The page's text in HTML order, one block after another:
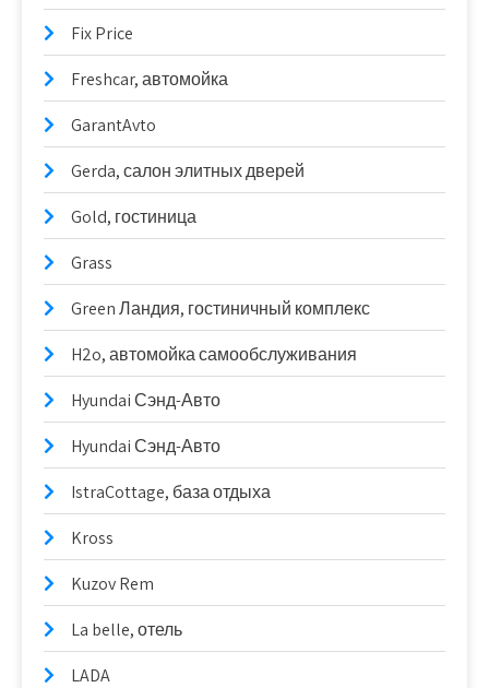
Fix Price
Freshcar, автомойка
GarantAvto
Gerda, салон элитных дверей
Gold, гостиница
Grass
Green Ландия, гостиничный комплекс
H2o, автомойка самообслуживания
Hyundai Сэнд-Авто
Hyundai Сэнд-Авто
IstraCottage, база отдыха
Kross
Kuzov Rem
La belle, отель
LADA